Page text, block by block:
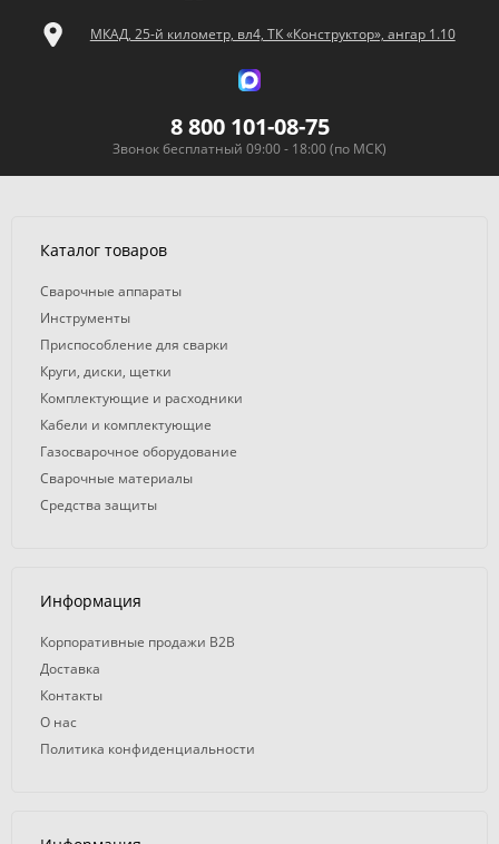
МКАД, 25-й километр, вл4, ТК «Конструктор», ангар 1.10
8 800 101-08-75
Звонок бесплатный 09:00 - 18:00 (по МСК)
Каталог товаров
Сварочные аппараты
Инструменты
Приспособление для сварки
Круги, диски, щетки
Комплектующие и расходники
Кабели и комплектующие
Газосварочное оборудование
Сварочные материалы
Средства защиты
Информация
Корпоративные продажи B2B
Доставка
Контакты
О нас
Политика конфиденциальности